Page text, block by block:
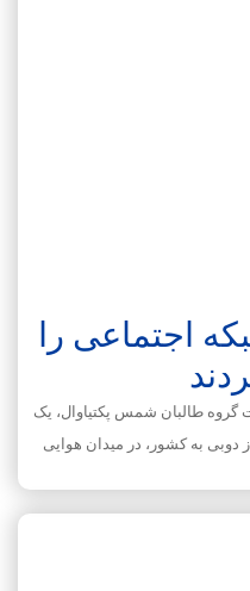
اجتماعی را
گروه طالبان شمس پکتیاوال، یک
به کشور، در میدان هوایی